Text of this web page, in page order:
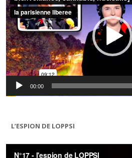
00:00
L’ESPION DE LOPPSI
Lecteur
vidéo